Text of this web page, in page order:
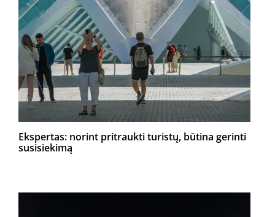
Ekspertas: norint pritraukti turistų, būtina gerinti
susisiekimą